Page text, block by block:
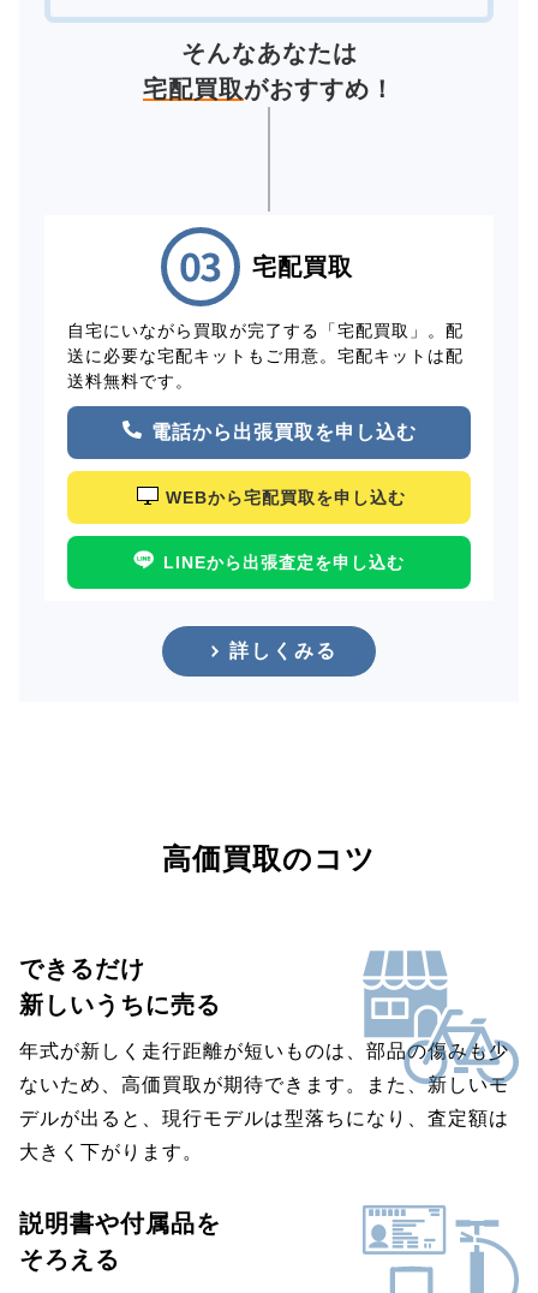
そんなあなたは
宅配買取がおすすめ！
宅配買取
自宅にいながら買取が完了する「宅配買取」。配
送に必要な宅配キットもご用意。宅配キットは配
送料無料です。
電話から出張買取を申し込む
WEBから宅配買取を申し込む
LINEから出張査定を申し込む
詳しくみる
高価買取のコツ
できるだけ
新しいうちに売る
年式が新しく走行距離が短いものは、部品の傷みも少
ないため、高価買取が期待できます。また、新しいモ
デルが出ると、現行モデルは型落ちになり、査定額は
大きく下がります。
説明書や付属品を
そろえる